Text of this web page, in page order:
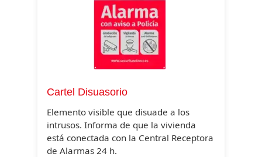
Cartel Disuasorio
Elemento visible que disuade a los
intrusos. Informa de que la vivienda
está conectada con la Central Receptora
de Alarmas 24 h.